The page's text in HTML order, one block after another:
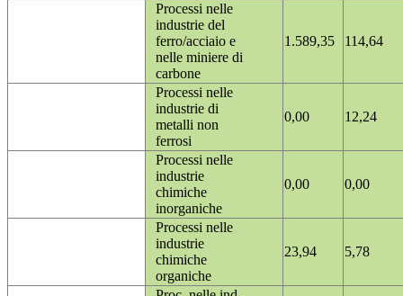
Processi nelle
industrie del
ferro/acciaio e
nelle miniere di
carbone
1.589,35 114,64
Processi nelle
industrie di
metalli non
ferrosi
0,00 12,24
Processi nelle
industrie
chimiche
inorganiche
0,00 0,00
Processi nelle
industrie
chimiche
organiche
23,94 5,78